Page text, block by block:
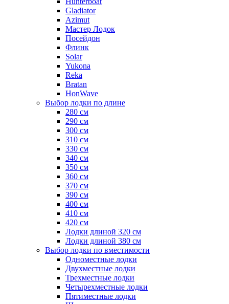
Gladiator
Azimut
Мастер Лодок
Посейдон
Флинк
Solar
Yukona
Reka
Bratan
HonWave
Выбор лодки по длине
280 см
290 см
300 см
310 см
330 см
340 см
350 см
360 см
370 см
390 см
400 см
410 см
420 см
Лодки длиной 320 см
Лодки длиной 380 см
Выбор лодки по вместимости
Одноместные лодки
Двухместные лодки
Трехместные лодки
Четырехместные лодки
Пятиместные лодки